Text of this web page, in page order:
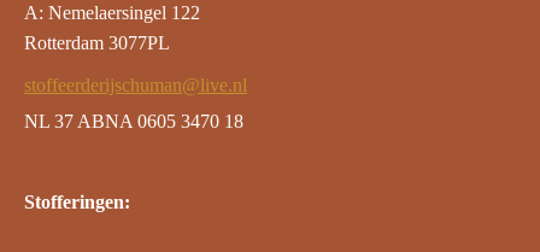
A: Nemelaersingel 122
Rotterdam 3077PL
stoffeerderijschuman@live.nl
NL 37 ABNA 0605 3470 18
Stofferingen: